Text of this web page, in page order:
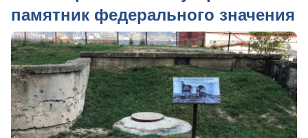
памятник федерального значения